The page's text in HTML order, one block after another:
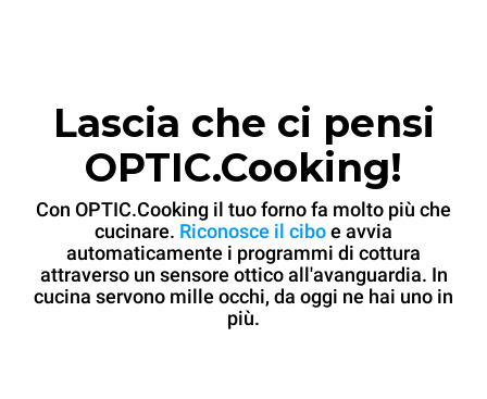
Lascia che ci pensi
OPTIC.Cooking!
Con OPTIC.Cooking il tuo forno fa molto più che
cucinare. Riconosce il ciboe avvia
automaticamente i programmi di cottura
attraverso un sensore ottico all'avanguardia. In
cucina servono mille occhi, da oggi ne hai uno in
più.